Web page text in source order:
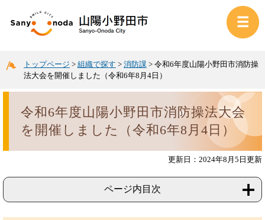
トップページ > 組織で探す > 消防課 > 令和6年度山陽小野田市消防操
法大会を開催しました（令和6年8月4日）
令和6年度山陽小野田市消防操法大会
を開催しました（令和6年8月4日）
更新日：2024年8月5日更新
ページ内目次